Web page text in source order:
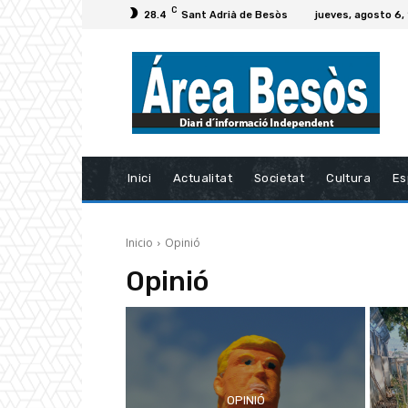
28.4 C Sant Adrià de Besòs jueves, agosto 6,
Inici Actualitat Societat Cultura
Inicio Opinió
Opinió
OPINIÓ